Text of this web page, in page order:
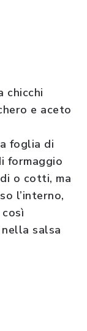
chicchi
e aceto
foglia di
formaggio
o cotti, ma
l’interno,
salsa